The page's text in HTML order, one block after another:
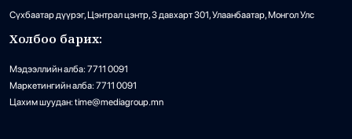
Сүхбаатар дүүрэг, Цэнтрал цэнтр, 3 давхарт 301, Улаанбаатар, Монгол Улс
Холбоо барих:
Мэдээллийн алба: 7711 0091
Маркетингийн алба: 7711 0091
Цахим шуудан: time@mediagroup.mn